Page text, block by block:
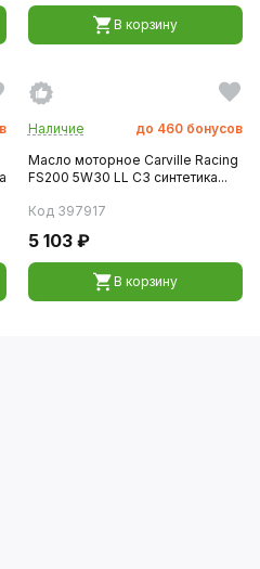
В корзину
Наличие до 460 бонусов
Масло моторное Carville Racing
FS200 5W30 LL C3 синтетика...
Код 397917
5 103 ₽
В корзину